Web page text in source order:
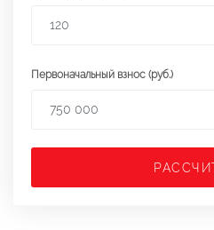
Первоначальный взнос (руб.)